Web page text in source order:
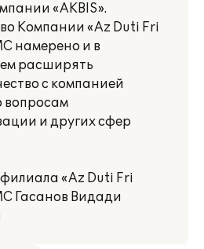
«AKBIS».
Компании «Az Duti Fri
намерено и в
расширять
с компанией
вопросам
и других сфер
«Az Duti Fri
Гасанов Видади